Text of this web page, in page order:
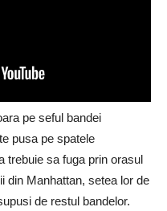
pe seful bandei
pusa pe spatele
trebuie sa fuga prin orasul
din Manhattan, setea lor de
de restul bandelor.